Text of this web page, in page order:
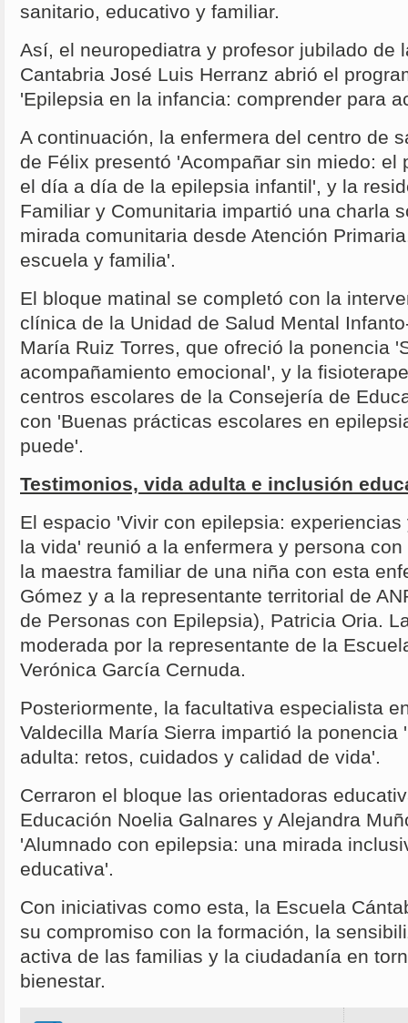
sanitario, educativo y familiar.
Así, el neuropediatra y profesor jubilado de
Cantabria José Luis Herranz abrió el
'Epilepsia en la infancia: comprender para
A continuación, la enfermera del centro de
de Félix presentó 'Acompañar sin miedo: el
el día a día de la epilepsia infantil', y la
Familiar y Comunitaria impartió una charla
mirada comunitaria desde Atención
escuela y familia'.
El bloque matinal se completó con la
clínica de la Unidad de Salud Mental
María Ruiz Torres, que ofreció la ponencia
acompañamiento emocional', y la
centros escolares de la Consejería de
con 'Buenas prácticas escolares en
puede'.
Testimonios, vida adulta e inclusión
El espacio 'Vivir con epilepsia:
la vida' reunió a la enfermera y persona
la maestra familiar de una niña con esta
Gómez y a la representante territorial de
de Personas con Epilepsia), Patricia Oria.
moderada por la representante de la
Verónica García Cernuda.
Posteriormente, la facultativa especialista
Valdecilla María Sierra impartió la ponencia
adulta: retos, cuidados y calidad de vida'.
Cerraron el bloque las orientadoras
Educación Noelia Galnares y Alejandra
'Alumnado con epilepsia: una mirada
educativa'.
Con iniciativas como esta, la Escuela
su compromiso con la formación, la
activa de las familias y la ciudadanía en
bienestar.